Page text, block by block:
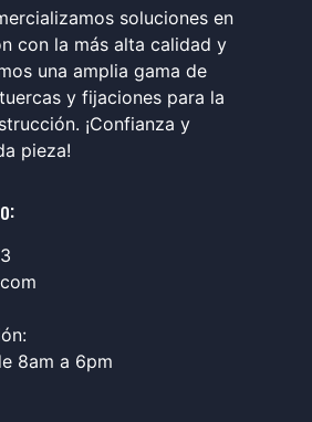
soluciones en
con la más alta calidad y
una amplia gama de
y fijaciones para la
¡Confianza y
pieza!
8am a 6pm